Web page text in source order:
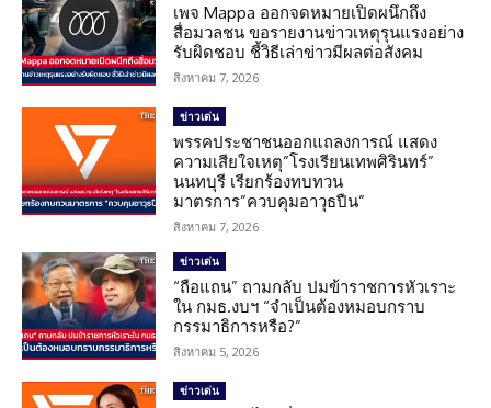
เพจ Mappa ออกจดหมายเปิดผนึกถึง
สื่อมวลชน ขอรายงานข่าวเหตุรุนแรงอย่าง
รับผิดชอบ ชี้วิธีเล่าข่าวมีผลต่อสังคม
สิงหาคม 7, 2026
ข่าวเด่น
พรรคประชาชนออกแถลงการณ์ แสดง
ความเสียใจเหตุ”โรงเรียนเทพศิรินทร์”
นนทบุรี เรียกร้องทบทวน
มาตรการ”ควบคุมอาวุธปืน”
สิงหาคม 7, 2026
ข่าวเด่น
“ถือแถน” ถามกลับ ปมข้าราชการหัวเราะ
ใน กมธ.งบฯ “จำเป็นต้องหมอบกราบ
กรรมาธิการหรือ?”
สิงหาคม 5, 2026
ข่าวเด่น